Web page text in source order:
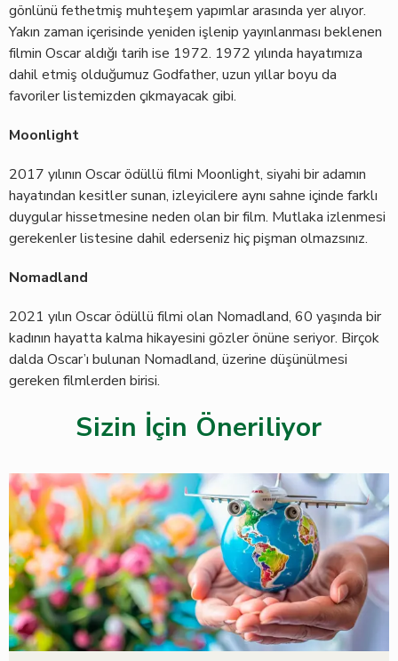
gönlünü fethetmiş muhteşem yapımlar arasında yer alıyor.
Yakın zaman içerisinde yeniden işlenip yayınlanması beklenen
filmin Oscar aldığı tarih ise 1972. 1972 yılında hayatımıza
dahil etmiş olduğumuz Godfather, uzun yıllar boyu da
favoriler listemizden çıkmayacak gibi.
Moonlight
2017 yılının Oscar ödüllü filmi Moonlight, siyahi bir adamın
hayatından kesitler sunan, izleyicilere aynı sahne içinde farklı
duygular hissetmesine neden olan bir film. Mutlaka izlenmesi
gerekenler listesine dahil ederseniz hiç pişman olmazsınız.
Nomadland
2021 yılın Oscar ödüllü filmi olan Nomadland, 60 yaşında bir
kadının hayatta kalma hikayesini gözler önüne seriyor. Birçok
dalda Oscar’ı bulunan Nomadland, üzerine düşünülmesi
gereken filmlerden birisi.
Sizin İçin Öneriliyor